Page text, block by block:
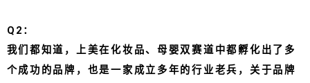
Q2：
我们都知道，上美在化妆品、母婴双赛道中都孵化出了多
个成功的品牌，也是一家成立多年的行业老兵，关于品牌